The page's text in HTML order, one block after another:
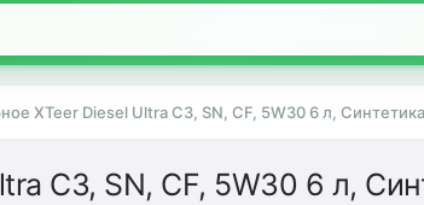
XTeer Diesel Ultra C3, SN, CF, 5W30 6 л, Синтетика
C3, SN, CF, 5W30 6 л,